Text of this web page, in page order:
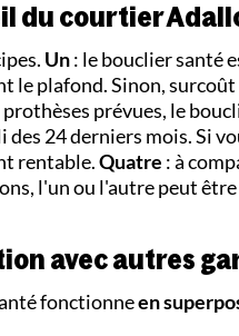
du courtier
Un: le bouclier santé
le plafond. Sinon,
prévues, le
des 24 derniers mois. Si
rentable.Quatre : à
l'un ou l'autre peut
avec autres
fonctionneen